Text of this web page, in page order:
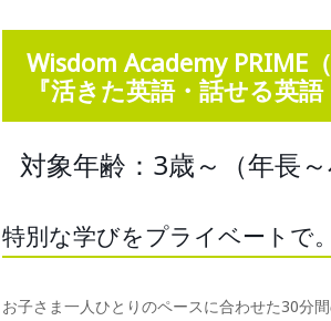
Wisdom Academy PRIME
『活きた英語・話せる英語
対象年齢：3歳～（年長～
特別な学びをプライベートで
お子さま一人ひとりのペースに合わせた30分